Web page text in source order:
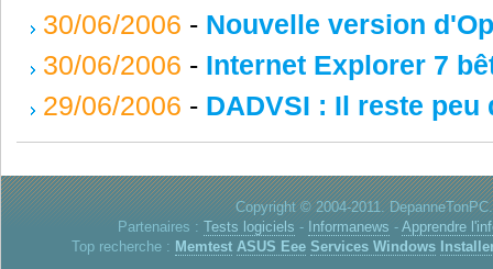
30/06/2006 - Nouvelle version
30/06/2006 - Internet Explorer 7
29/06/2006 - DADVSI : Il reste peu
Copyright © 2004-2011.
Partenaires : Tests logiciels - Informanews - Apprendre
Top recherche : Memtest ASUS Eee Services Windows